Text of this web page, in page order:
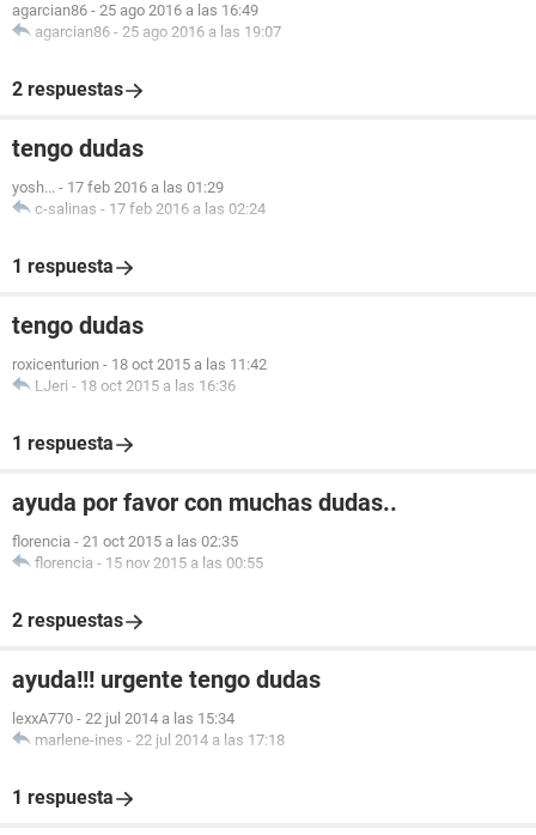
agarcian86 - 25 ago 2016 a las 16:49
agarcian86 - 25 ago 2016 a las 19:07
2 respuestas
tengo dudas
yosh... - 17 feb 2016 a las 01:29
c-salinas - 17 feb 2016 a las 02:24
1 respuesta
tengo dudas
roxicenturion - 18 oct 2015 a las 11:42
LJeri - 18 oct 2015 a las 16:36
1 respuesta
ayuda por favor con muchas dudas..
florencia - 21 oct 2015 a las 02:35
florencia - 15 nov 2015 a las 00:55
2 respuestas
ayuda!!! urgente tengo dudas
lexxA770 - 22 jul 2014 a las 15:34
marlene-ines - 22 jul 2014 a las 17:18
1 respuesta